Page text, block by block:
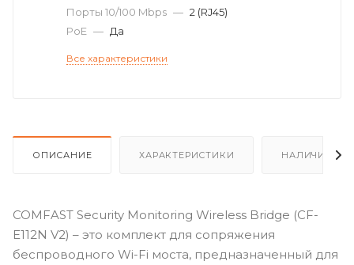
Порты 10/100 Mbps — 2 (RJ45)
PoE — Да
Все характеристики
ОПИСАНИЕ ХАРАКТЕРИСТИКИ НАЛИЧИЕ
COMFAST Security Monitoring Wireless Bridge (CF-
E112N V2) – это комплект для сопряжения
беспроводного Wi-Fi моста, предназначенный для